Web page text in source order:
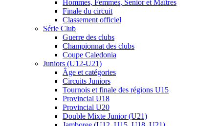
Hommes, Femmes, Senior et Maîtres
Finale du circuit
Classement officiel
Série Club
Guerre des clubs
Championnat des clubs
Coupe Caledonia
Juniors (U12-U21)
Âge et catégories
Circuits Juniors
Tournois et finale des régions U15
Provincial U18
Provincial U20
Double Mixte Junior (U21)